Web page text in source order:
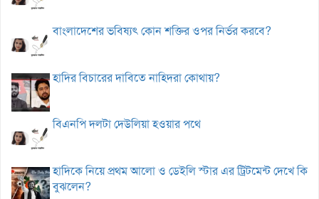
বাংলাদেশের ভবিষ্যৎ কোন শক্তির ওপর নির্ভর করবে?
হাদির বিচারের দাবিতে নাহিদরা কোথায়?
বিএনপি দলটা দেউলিয়া হওয়ার পথে
হাদিকে নিয়ে প্রথম আলো ও ডেইলি স্টার এর ট্রিটমেন্ট দেখে কি
বুঝলেন?